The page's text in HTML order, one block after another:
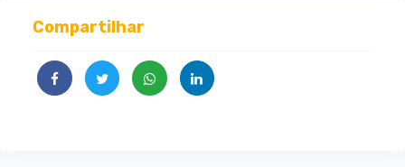
Compartilhar